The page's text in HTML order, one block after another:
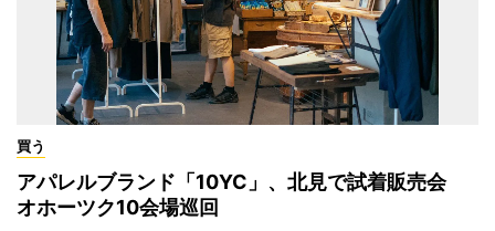
買う
アパレルブランド「10YC」、北見で試着販売会
オホーツク10会場巡回